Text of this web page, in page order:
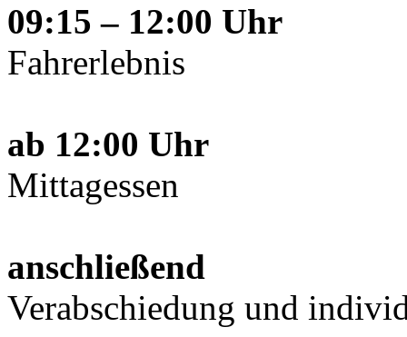
09:15 – 12:00 Uhr
Fahrerlebnis
ab 12:00 Uhr
Mittagessen
anschließend
Verabschiedung und